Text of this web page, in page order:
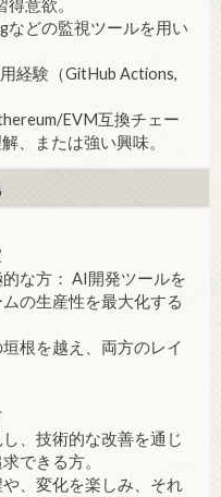
意欲。
などの監視ツールを用い
経験（GitHub Actions,
EVM互換チェー
、または強い興味。
な方： AI開発ツールを
の生産性を最大化する
根を越え、両方のレイ
、技術的な改善を通じ
できる方。
、変化を楽しみ、それ